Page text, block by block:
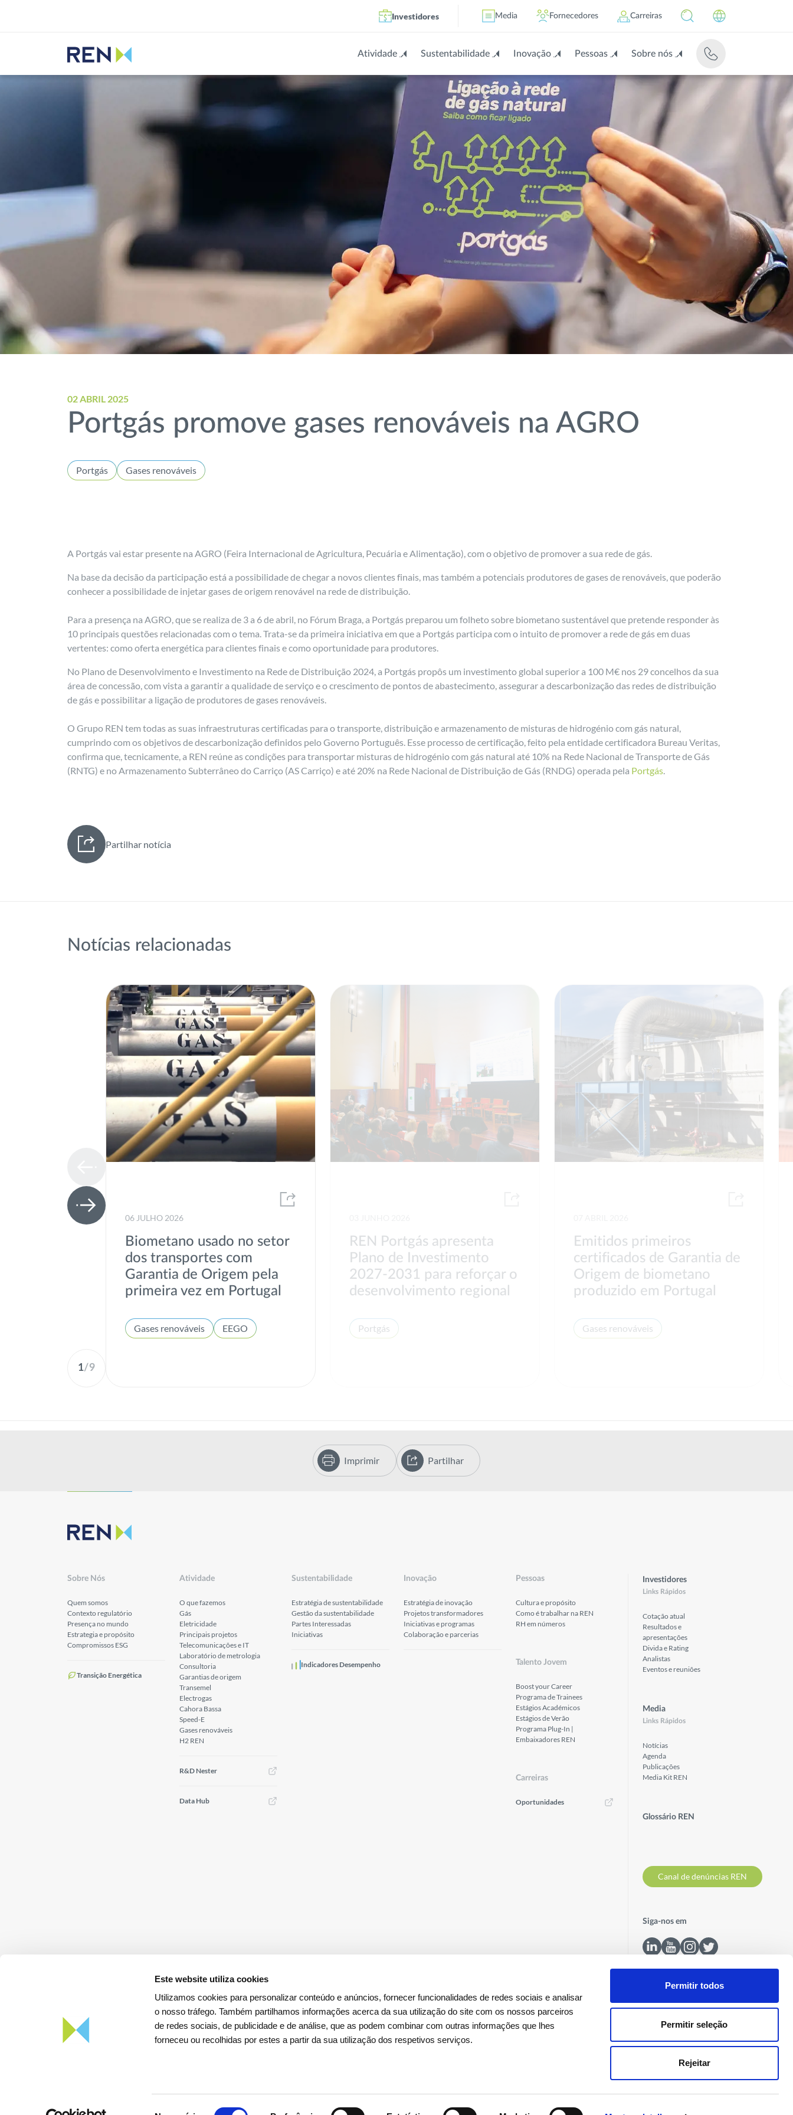
Este website utiliza cookies
Utilizamos cookies para personalizar conteúdo e anúncios, fornecer funcionalidades de redes sociais e analisar
o nosso tráfego. Também partilhamos informações acerca da sua utilização do site com os nossos parceiros
de redes sociais, de publicidade e de análise, que as podem combinar com outras informações que lhes
forneceu ou recolhidas por estes a partir da sua utilização dos respetivos serviços.
Permitir todos
Permitir seleção
Rejeitar
Investidores Media Fornecedores Carreiras
Atividade Sustentabilidade Inovação Pessoas Sobre nós
02 ABRIL 2025
Portgás promove gases renováveis na AGRO
Portgás Gases renováveis
A Portgás vai estar presente na AGRO (Feira Internacional de Agricultura, Pecuária e Alimentação), com o objetivo de promover a sua rede de gás.
Na base da decisão da participação está a possibilidade de chegar a novos clientes finais, mas também a potenciais produtores de gases de renováveis, que poderão
conhecer a possibilidade de injetar gases de origem renovável na rede de distribuição.
Para a presença na AGRO, que se realiza de 3 a 6 de abril, no Fórum Braga, a Portgás preparou um folheto sobre biometano sustentável que pretende responder às
10 principais questões relacionadas com o tema. Trata-se da primeira iniciativa em que a Portgás participa com o intuito de promover a rede de gás em duas
vertentes: como oferta energética para clientes finais e como oportunidade para produtores.
No Plano de Desenvolvimento e Investimento na Rede de Distribuição 2024, a Portgás propôs um investimento global superior a 100 M€ nos 29 concelhos da sua
área de concessão, com vista a garantir a qualidade de serviço e o crescimento de pontos de abastecimento, assegurar a descarbonização das redes de distribuição
de gás e possibilitar a ligação de produtores de gases renováveis.
O Grupo REN tem todas as suas infraestruturas certificadas para o transporte, distribuição e armazenamento de misturas de hidrogénio com gás natural,
cumprindo com os objetivos de descarbonização definidos pelo Governo Português. Esse processo de certificação, feito pela entidade certificadora Bureau Veritas,
confirma que, tecnicamente, a REN reúne as condições para transportar misturas de hidrogénio com gás natural até 10% na Rede Nacional de Transporte de Gás
(RNTG) e no Armazenamento Subterrâneo do Carriço (AS Carriço) e até 20% na Rede Nacional de Distribuição de Gás (RNDG) operada pela Portgás.
Partilhar notícia
Notícias relacionadas
1/9
06 JULHO 2026
Biometano usado no setor
dos transportes com
Garantia de Origem pela
primeira vez em Portugal
Gases renováveis EEGO
REN Portgás apresenta
Plano de Investimento
2027-2031 para reforçar o
desenvolvimento regional
Portgás
Emitidos primeiros
certificados de Garantia de
Origem de biometano
produzido em Portugal
Gases renováveis
Imprimir Partilhar
Sobre Nós
Quem somos
Contexto regulatório
Presença no mundo
Estrategia e propósito
Compromissos ESG
Transição Energética
Atividade
O que fazemos
Gás
Eletricidade
Principais projetos
Telecomunicações e IT
Laboratório de metrologia
Consultoria
Garantias de origem
Transemel
Electrogas
Cahora Bassa
Speed-E
Gases renováveis
H2 REN
R&D Nester
Data Hub
Sustentabilidade
Estratégia de sustentabilidade
Gestão da sustentabilidade
Partes Interessadas
Iniciativas
Indicadores Desempenho
Inovação
Estratégia de inovação
Projetos transformadores
Iniciativas e programas
Colaboração e parcerias
Pessoas
Cultura e propósito
Como é trabalhar na REN
RH em números
Talento Jovem
Boost your Career
Programa de Trainees
Estágios Académicos
Estágios de Verão
Programa Plug-In |
Embaixadores REN
Carreiras
Oportunidades
Investidores
Links Rápidos
Cotação atual
Resultados e
apresentações
Divida e Rating
Analistas
Eventos e reuniões
Media
Links Rápidos
Notícias
Agenda
Publicações
Media Kit REN
Glossário REN
Canal de denúncias REN
Siga-nos em
Descarregar a App REN Energia Descarregar a App Investidores
Contactos